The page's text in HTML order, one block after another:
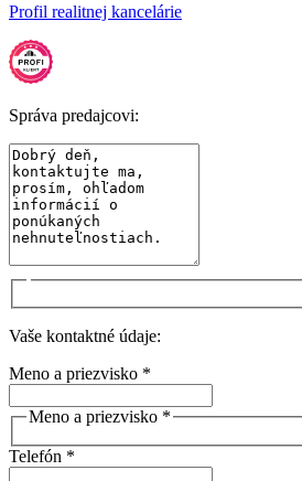
Profil realitnej kancelárie
Správa predajcovi:
Vaše kontaktné údaje:
Meno a priezvisko *
Meno a priezvisko *
Telefón *